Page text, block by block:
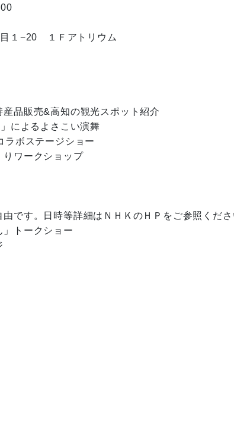
１−20　１Ｆアトリウム
品販売&高知の観光スポット紹介
によるよさこい演舞
ボステージショー
ワークショップ
です。日時等詳細はＮＨＫのＨＰをご参照くだ
トークショー